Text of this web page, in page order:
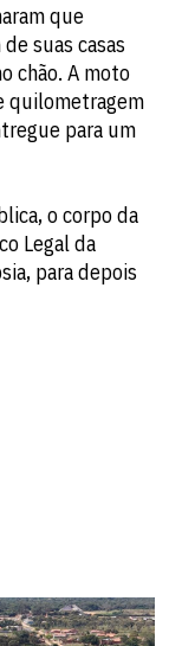
que
suas casas
chão. A moto
quilometragem
para um
o corpo da
Legal da
para depois